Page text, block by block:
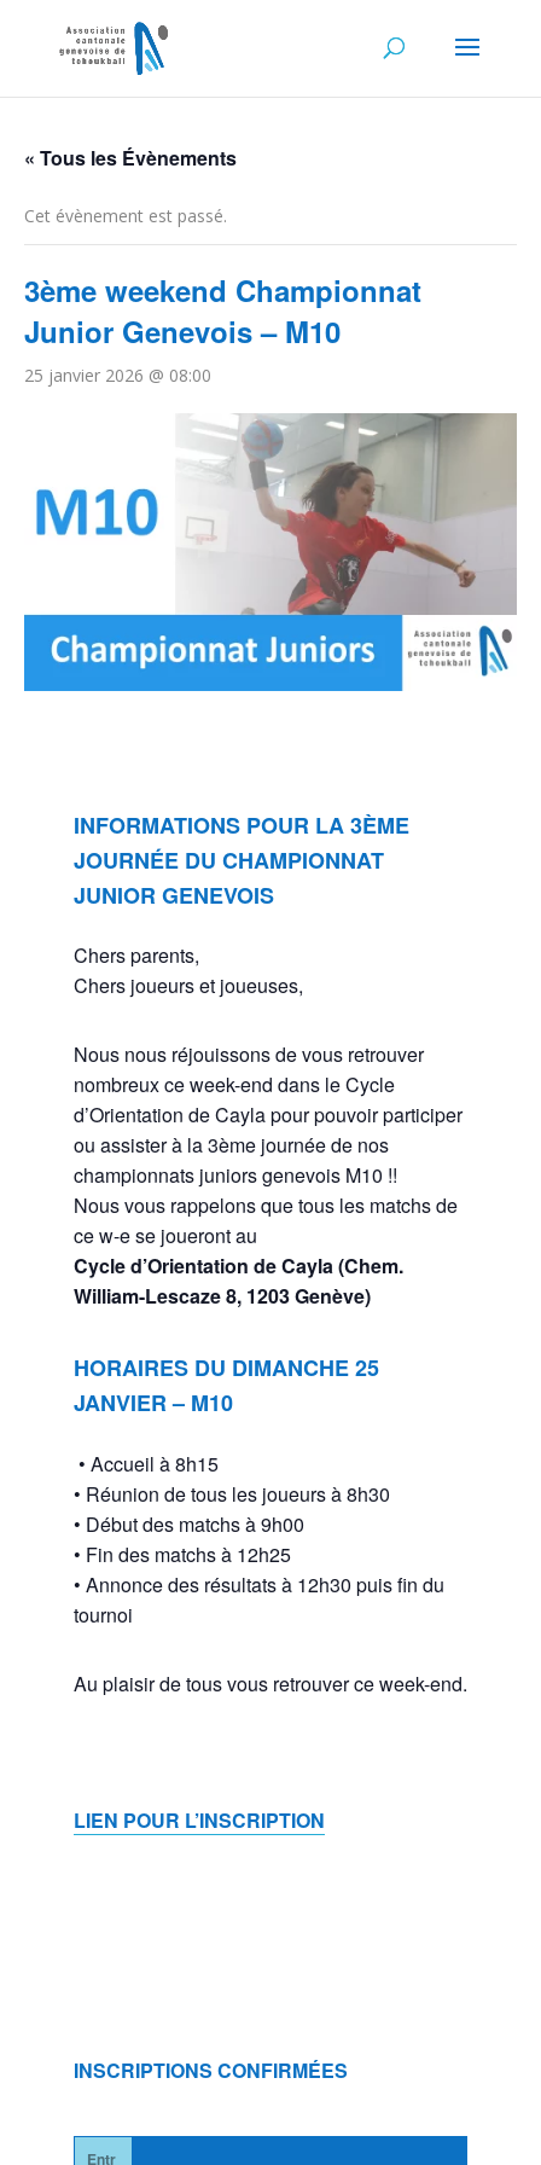
« Tous les Évènements
Cet évènement est passé.
3ème weekend Championnat
Junior Genevois – M10
25 janvier 2026 @ 08:00
INFORMATIONS POUR LA 3ÈME
JOURNÉE DU CHAMPIONNAT
JUNIOR GENEVOIS
Chers parents,
Chers joueurs et joueuses,
Nous nous réjouissons de vous retrouver
nombreux ce week-end dans le Cycle
d’Orientation de Cayla pour pouvoir participer
ou assister à la 3ème journée de nos
championnats juniors genevois M10 !!
Nous vous rappelons que tous les matchs de
ce w-e se joueront au
Cycle d’Orientation de Cayla (Chem.
William-Lescaze 8, 1203 Genève)
HORAIRES DU DIMANCHE 25
JANVIER – M10
•⁠ ⁠Accueil à 8h15
•⁠ ⁠Réunion de tous les joueurs à 8h30
•⁠ ⁠Début des matchs à 9h00
•⁠ ⁠Fin des matchs à 12h25
•⁠ ⁠Annonce des résultats à 12h30 puis fin du
tournoi
Au plaisir de tous vous retrouver ce week-end.
LIEN POUR L’INSCRIPTION
INSCRIPTIONS CONFIRMÉES
Entr